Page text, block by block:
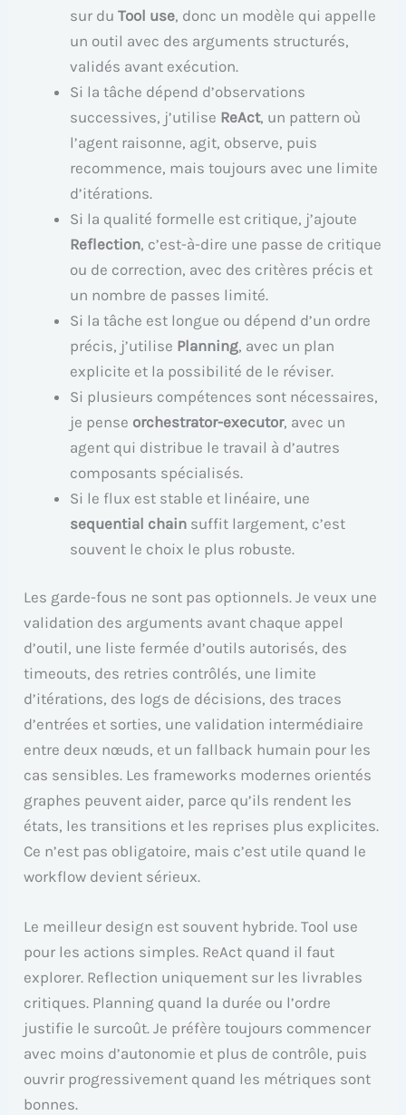
sur duTool use, donc un modèle qui appelle
un outil avec des arguments structurés,
validés avant exécution.
Si la tâche dépend d’observations
successives, j’utilise ReAct, un pattern où
l’agent raisonne, agit, observe, puis
recommence, mais toujours avec une limite
d’itérations.
Si la qualité formelle est critique, j’ajoute
Reflection, c’est-à-dire une passe de critique
ou de correction, avec des critères précis et
un nombre de passes limité.
Si la tâche est longue ou dépend d’un ordre
précis, j’utilise Planning, avec un plan
explicite et la possibilité de le réviser.
Si plusieurs compétences sont nécessaires,
je pense orchestrator-executor, avec un
agent qui distribue le travail à d’autres
composants spécialisés.
Si le flux est stable et linéaire, une
sequential chain suffit largement, c’est
souvent le choix le plus robuste.
Les garde-fous ne sont pas optionnels. Je veux une
validation des arguments avant chaque appel
d’outil, une liste fermée d’outils autorisés, des
timeouts, des retries contrôlés, une limite
d’itérations, des logs de décisions, des traces
d’entrées et sorties, une validation intermédiaire
entre deux nœuds, et un fallback humain pour les
cas sensibles. Les frameworks modernes orientés
graphes peuvent aider, parce qu’ils rendent les
états, les transitions et les reprises plus explicites.
Ce n’est pas obligatoire, mais c’est utile quand le
workflow devient sérieux.
Le meilleur design est souvent hybride. Tool use
pour les actions simples. ReAct quand il faut
explorer. Reflection uniquement sur les livrables
critiques. Planning quand la durée ou l’ordre
justifie le surcoût. Je préfère toujours commencer
avec moins d’autonomie et plus de contrôle, puis
ouvrir progressivement quand les métriques sont
bonnes.